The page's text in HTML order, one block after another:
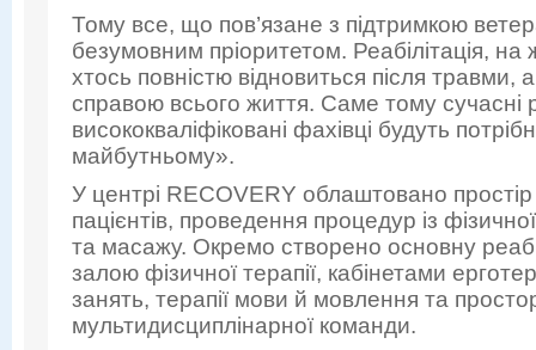
Тому все, що пов’язане з підтримкою
безумовним пріоритетом. Реабілітація,
хтось повністю відновиться після травми,
справою всього життя. Саме тому сучасні
висококваліфіковані фахівці будуть
майбутньому».
У центрі RECOVERY облаштовано
пацієнтів, проведення процедур із
та масажу. Окремо створено основну
залою фізичної терапії, кабінетами
занять, терапії мови й мовлення та
мультидисциплінарної команди.